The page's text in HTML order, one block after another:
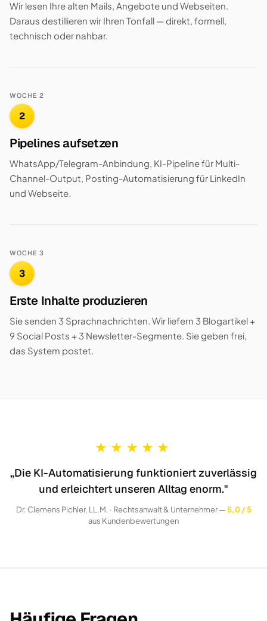
Wir lesen Ihre alten Mails, Angebote und Webseiten.
Daraus destillieren wir Ihren Tonfall — direkt, formell,
technisch oder nahbar.
WOCHE 2
2
Pipelines aufsetzen
WhatsApp/Telegram-Anbindung, KI-Pipeline für Multi-
Channel-Output, Posting-Automatisierung für LinkedIn
und Webseite.
WOCHE 3
3
Erste Inhalte produzieren
Sie senden 3 Sprachnachrichten. Wir liefern 3 Blogartikel +
9 Social Posts + 3 Newsletter-Segmente. Sie geben frei,
das System postet.
★ ★ ★ ★ ★
„Die KI-Automatisierung funktioniert zuverlässig
und erleichtert unseren Alltag enorm."
Dr. Clemens Pichler, LL.M. · Rechtsanwalt & Unternehmer —5,0 / 5
aus Kundenbewertungen